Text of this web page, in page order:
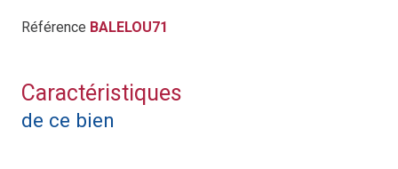
Référence BALELOU71
Caractéristiques
de ce bien